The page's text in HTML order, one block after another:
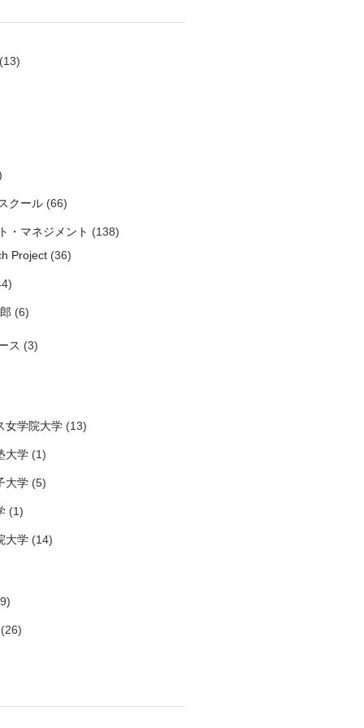
クール(66)
・マネジメント (138)
Project(36)
(6)
ス (3)
女学院大学(13)
大学(1)
大学(5)
(1)
大学(14)
(26)